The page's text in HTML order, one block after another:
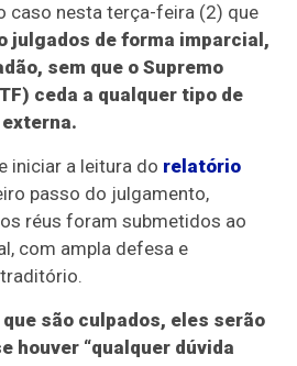
caso nesta terça-feira (2) que
julgados de forma imparcial,
sem que o Supremo
ceda a qualquer tipo de
iniciar a leitura do relatório
passo do julgamento,
réus foram submetidos ao
com ampla defesa e
são culpados, eles serão
houver “qualquer dúvida